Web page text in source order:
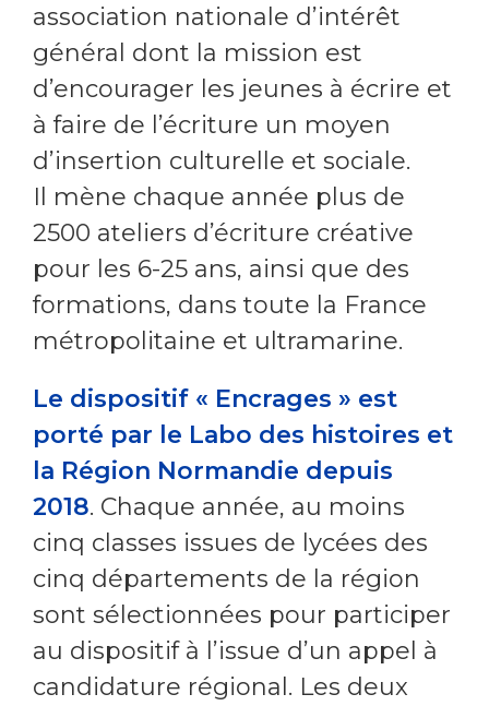
association nationale d’intérêt
général dont la mission est
d’encourager les jeunes à écrire et
à faire de l’écriture un moyen
d’insertion culturelle et sociale.
Il mène chaque année plus de
2500 ateliers d’écriture créative
pour les 6-25 ans, ainsi que des
formations, dans toute la France
métropolitaine et ultramarine.
Le dispositif « Encrages » est
porté par le Labo des histoires et
la Région Normandie depuis
2018. Chaque année, au moins
cinq classes issues de lycées des
cinq départements de la région
sont sélectionnées pour participer
au dispositif à l’issue d’un appel à
candidature régional. Les deux